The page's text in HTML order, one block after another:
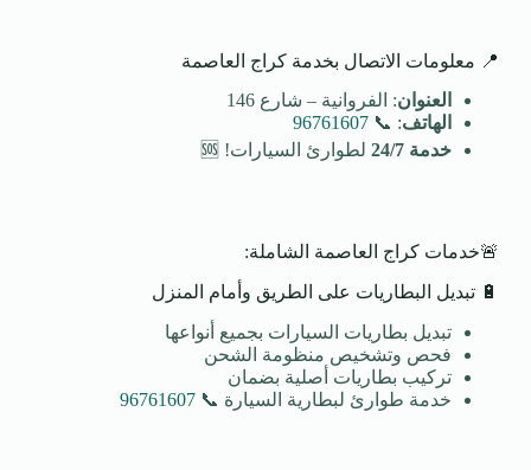
📍 معلومات الاتصال بخدمة كراج العاصمة
العنوان: الفروانية – شارع 146
الهاتف: 📞
96761607
خدمة 24/7
لطوارئ السيارات! 🆘
🚨خدمات كراج العاصمة الشاملة:
🔋 تبديل البطاريات على الطريق وأمام المنزل
تبديل بطاريات السيارات بجميع أنواعها
فحص وتشخيص منظومة الشحن
تركيب بطاريات أصلية بضمان
خدمة طوارئ لبطارية السيارة 📞 96761607